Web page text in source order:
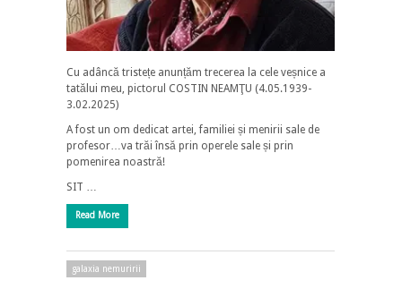
Cu adâncă tristețe anunțăm trecerea la cele veșnice a
tatălui meu, pictorul COSTIN NEAMŢU (4.05.1939-
3.02.2025)
A fost un om dedicat artei, familiei și menirii sale de
profesor…va trăi însă prin operele sale și prin
pomenirea noastră!
SIT …
Read More
galaxia nemuririi